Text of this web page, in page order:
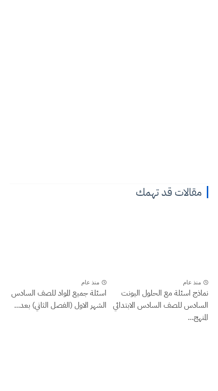
مقالات قد تهمك
منذ عام
نماذج اسئلة مع الحلول اليونت
السادس للصف السادس الابتدائي
المنهج...
منذ عام
اسئلة جميع المواد للصف السادس
الشهر الاول (الفصل الثاني) بعد...